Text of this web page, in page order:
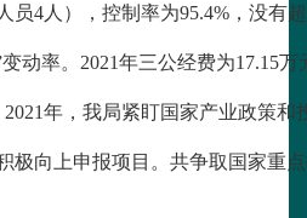
员4人），控制率为95.4%，没有
动率。2021年三公经费为17.15
年，我局紧盯国家产业政策
极向上申报项目。共争取国家重